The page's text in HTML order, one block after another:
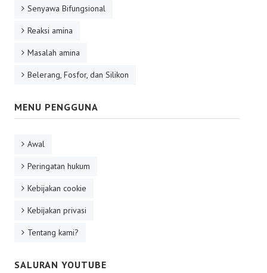
Senyawa Bifungsional
Reaksi amina
Masalah amina
Belerang, Fosfor, dan Silikon
MENU PENGGUNA
Awal
Peringatan hukum
Kebijakan cookie
Kebijakan privasi
Tentang kami?
SALURAN YOUTUBE